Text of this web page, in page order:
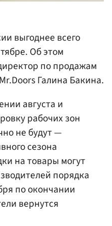
выгоднее всего
Об этом
по продажам
Галина Бакина.
августа и
рабочих зон
не будут —
сезона
на товары могут
порядка
по окончании
вернутся